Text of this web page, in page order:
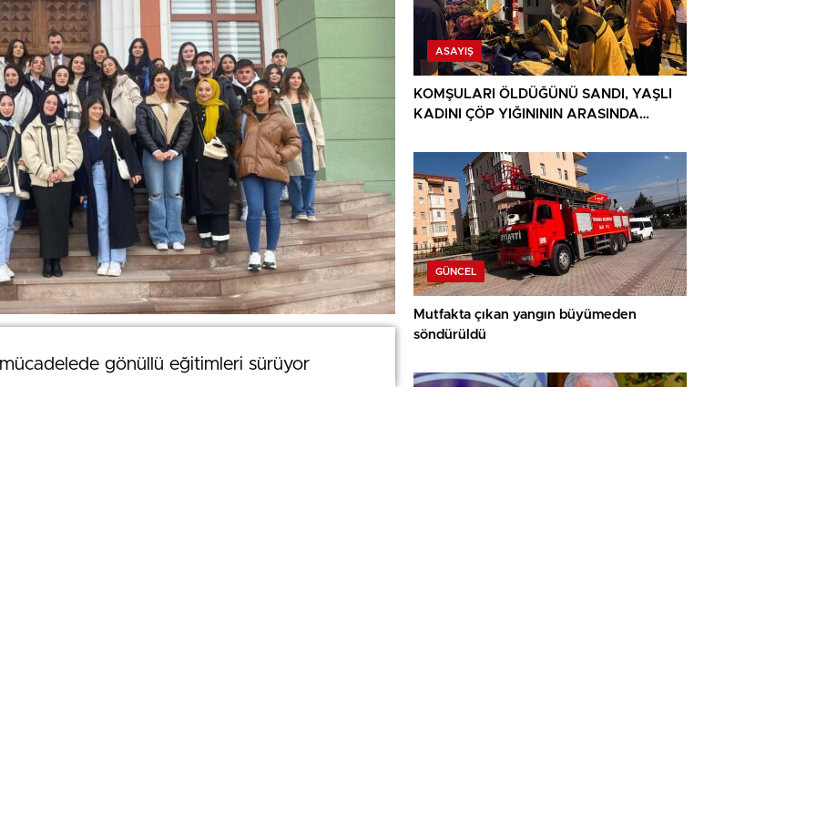
mücadelede gönüllü eğitimleri sürüyor
News
0
mücadelede gönüllü eğitimleri sürüyor
ASAYIŞ
KOMŞULARI ÖLDÜĞÜNÜ SANDI, YAŞLI
KADINI ÇÖP YIĞINININ ARASINDA
GÜNCEL
Mutfakta çıkan yangın büyümeden
söndürüldü